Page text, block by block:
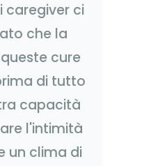
caregiver ci
che la
cure
di tutto
capacità
l'intimità
un clima di